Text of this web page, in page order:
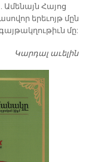
Ամենայն Հայոց
երեւոյթ մըն
մը:
Կարդալ աւելին